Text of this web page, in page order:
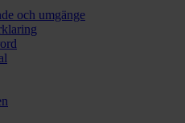
och umgänge